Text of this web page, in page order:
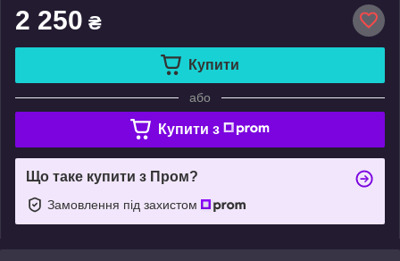
2 250 ₴
Купити
або
Купити з
Що таке купити з Пром?
Замовлення під захистом